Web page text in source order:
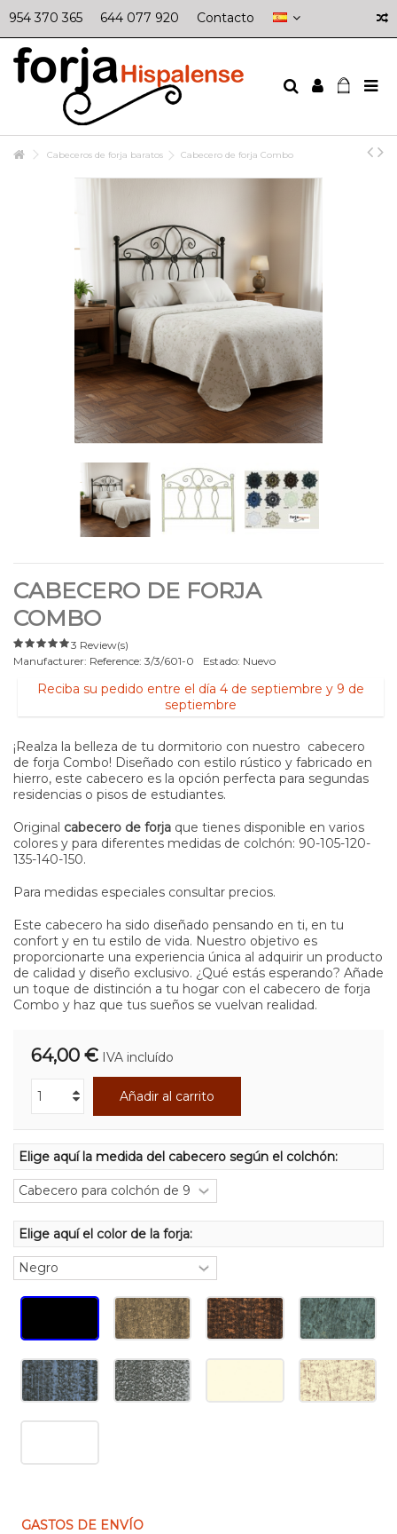
954 370 365 644 077 920 Contacto
Cabeceros de forja baratos Cabecero de forja Combo
CABECERO DE FORJA
COMBO
3 Review(s)
Manufacturer: Reference: 3/3/601-0 Estado: Nuevo
Reciba su pedido entre el día 4 de septiembre y 9 de
septiembre
¡Realza la belleza de tu dormitorio con nuestro cabecero
de forja Combo! Diseñado con estilo rústico y fabricado en
hierro, este cabecero es la opción perfecta para segundas
residencias o pisos de estudiantes.
Original cabecero de forja que tienes disponible en varios
colores y para diferentes medidas de colchón: 90-105-120-
135-140-150.
Para medidas especiales consultar precios.
Este cabecero ha sido diseñado pensando en ti, en tu
confort y en tu estilo de vida. Nuestro objetivo es
proporcionarte una experiencia única al adquirir un producto
de calidad y diseño exclusivo. ¿Qué estás esperando? Añade
un toque de distinción a tu hogar con el cabecero de forja
Combo y haz que tus sueños se vuelvan realidad.
64,00 € IVA incluído
Añadir al carrito
Elige aquí el color de la forja:
Elige aquí la medida del cabecero según el colchón:
GASTOS DE ENVÍO